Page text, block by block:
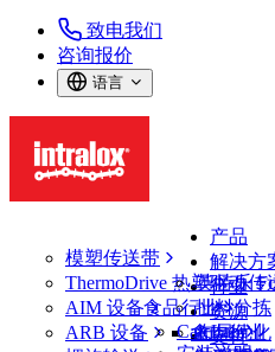
致电我们
咨询报价
语言
产品
模塑传送带
ThermoDrive 热塑驱动传
AIM 设备
ARB 设备
解决方
英特乐
批料分拣
布局优化
行业
食品行业
禽肉行业
资源
CalcLab
支持